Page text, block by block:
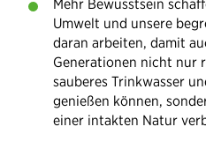
Mehr Bewusstsein
Umwelt und unsere
daran arbeiten, damit
Generationen nicht nur
sauberes Trinkwasser
genießen können,
einer intakten Natur